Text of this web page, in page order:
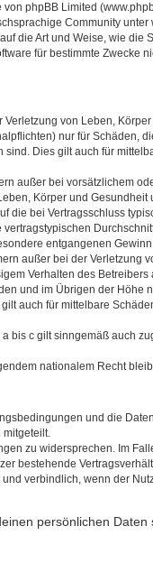
phpBB Limited
Community
die Art und Weise, wie die
für bestimmte Zwecke
Verletzung von Leben,
nur für Schäden,
sind. Dies gilt auch für
außer bei vorsätzlichem
Körper und
die bei Vertragsschluss
entgangenen
außer bei der Verletzung
Verhalten des Betreibers
und im Übrigen der Höhe
auch für mittelbare
bis c gilt sinngemäß auch
nationalem Recht
und die
mitgeteilt.
zu widersprechen. Im
bestehende
verbindlich, wenn der
persönlichen Daten